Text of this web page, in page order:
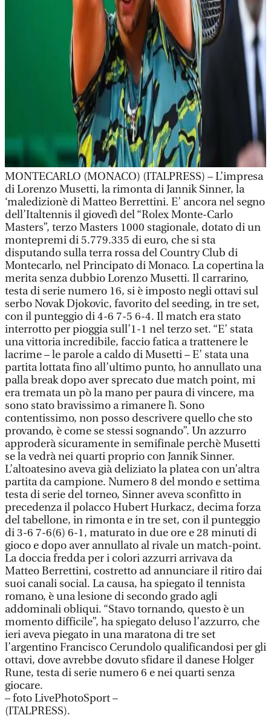
MONTECARLO (MONACO) (ITALPRESS) – L’impresa
di Lorenzo Musetti, la rimonta di Jannik Sinner, la
‘maledizionè di Matteo Berrettini. E’ ancora nel segno
dell’Italtennis il giovedì del “Rolex Monte-Carlo
Masters”, terzo Masters 1000 stagionale, dotato di un
montepremi di 5.779.335 di euro, che si sta
disputando sulla terra rossa del Country Club di
Montecarlo, nel Principato di Monaco. La copertina la
merita senza dubbio Lorenzo Musetti. Il carrarino,
testa di serie numero 16, si è imposto negli ottavi sul
serbo Novak Djokovic, favorito del seeding, in tre set,
con il punteggio di 4-6 7-5 6-4. Il match era stato
interrotto per pioggia sull’1-1 nel terzo set. “E’ stata
una vittoria incredibile, faccio fatica a trattenere le
lacrime – le parole a caldo di Musetti – E’ stata una
partita lottata fino all’ultimo punto, ho annullato una
palla break dopo aver sprecato due match point, mi
era tremata un pò la mano per paura di vincere, ma
sono stato bravissimo a rimanere lì. Sono
contentissimo, non posso descrivere quello che sto
provando, è come se stessi sognando”. Un azzurro
approderà sicuramente in semifinale perchè Musetti
se la vedrà nei quarti proprio con Jannik Sinner.
L’altoatesino aveva già deliziato la platea con un’altra
partita da campione. Numero 8 del mondo e settima
testa di serie del torneo, Sinner aveva sconfitto in
precedenza il polacco Hubert Hurkacz, decima forza
del tabellone, in rimonta e in tre set, con il punteggio
di 3-6 7-6(6) 6-1, maturato in due ore e 28 minuti di
gioco e dopo aver annullato al rivale un match-point.
La doccia fredda per i colori azzurri arrivava da
Matteo Berrettini, costretto ad annunciare il ritiro dai
suoi canali social. La causa, ha spiegato il tennista
romano, è una lesione di secondo grado agli
addominali obliqui. “Stavo tornando, questo è un
momento difficile”, ha spiegato deluso l’azzurro, che
ieri aveva piegato in una maratona di tre set
l’argentino Francisco Cerundolo qualificandosi per gli
ottavi, dove avrebbe dovuto sfidare il danese Holger
Rune, testa di serie numero 6 e nei quarti senza
giocare.
– foto LivePhotoSport –
(ITALPRESS).